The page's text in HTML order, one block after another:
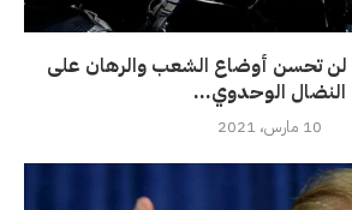
لن تحسن أوضاع الشعب والرهان على
النضال الوحدوي...
10 مارس، 2021